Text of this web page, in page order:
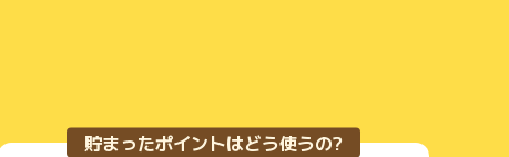
貯まったポイントはどう使うの?